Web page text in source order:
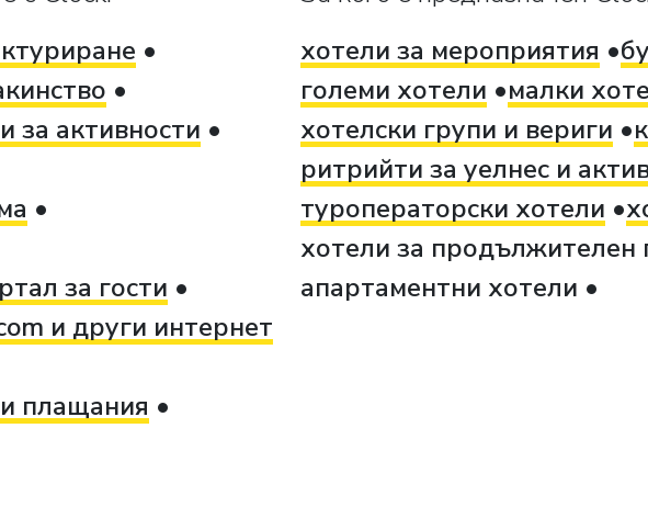
за активности
за гости
и други интернет
плащания
хотели за мероприятия
големи хотели
малки
хотелски групи и вериги
ритрийти за уелнес и
туроператорски хотели
хотели за продължителен
апартаментни хотели